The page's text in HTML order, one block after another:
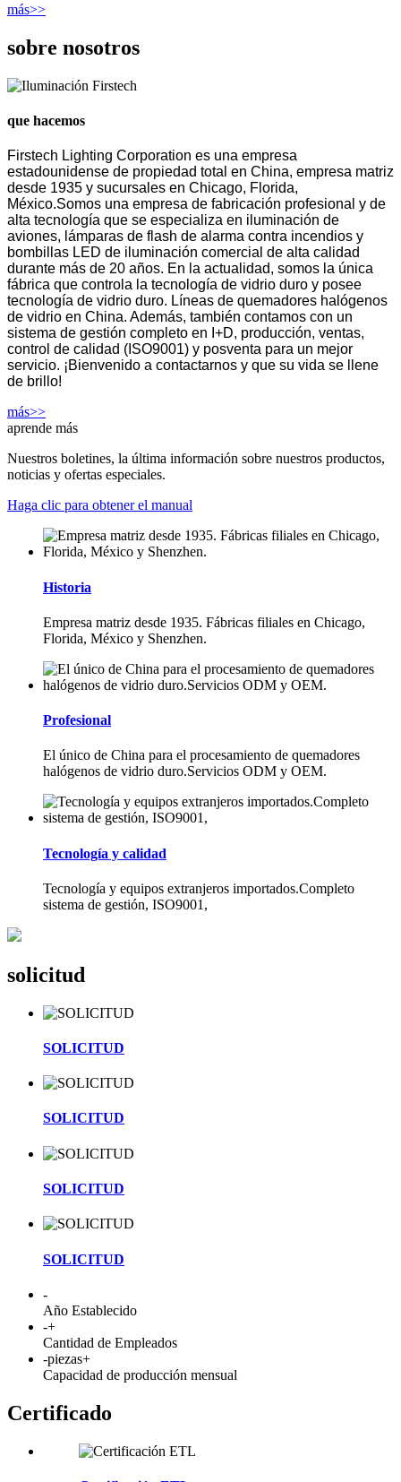
más>>
sobre nosotros
que hacemos
Firstech Lighting Corporation es una empresa
estadounidense de propiedad total en China, empresa matriz
desde 1935 y sucursales en Chicago, Florida,
México.Somos una empresa de fabricación profesional y de
alta tecnología que se especializa en iluminación de
aviones, lámparas de flash de alarma contra incendios y
bombillas LED de iluminación comercial de alta calidad
durante más de 20 años. En la actualidad, somos la única
fábrica que controla la tecnología de vidrio duro y posee
tecnología de vidrio duro. Líneas de quemadores halógenos
de vidrio en China. Además, también contamos con un
sistema de gestión completo en I+D, producción, ventas,
control de calidad (ISO9001) y posventa para un mejor
servicio. ¡Bienvenido a contactarnos y que su vida se llene
de brillo!
más>>
aprende más
Nuestros boletines, la última información sobre nuestros productos,
noticias y ofertas especiales.
Haga clic para obtener el manual
Historia
Empresa matriz desde 1935. Fábricas filiales en Chicago,
Florida, México y Shenzhen.
Profesional
El único de China para el procesamiento de quemadores
halógenos de vidrio duro.Servicios ODM y OEM.
Tecnología y calidad
Tecnología y equipos extranjeros importados.Completo
sistema de gestión, ISO9001,
solicitud
SOLICITUD
SOLICITUD
SOLICITUD
SOLICITUD
-
Año Establecido
-+
Cantidad de Empleados
-piezas+
Capacidad de producción mensual
Certificado